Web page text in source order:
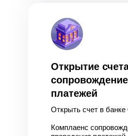
Открытие
сопровождение
платежей
Открыть счет в
Комплаенс